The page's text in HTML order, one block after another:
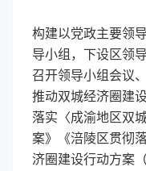
构建以党政主要领
导小组，下设区领
召开领导小组会议
推动双城经济圈建
落实〈成渝地区双
案》《涪陵区贯彻
济圈建设行动方案